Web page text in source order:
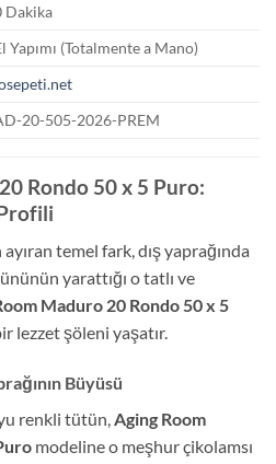
Dakika
Yapımı (Totalmente a Mano)
20-505-2026-PREM
Rondo 50 x 5 Puro:
temel fark, dış yaprağında
yarattığı o tatlı ve
Maduro 20 Rondo 50 x 5
lezzet şöleni yaşatır.
Büyüsü
renkli tütün,Aging Room
modeline o meşhur çikolamsı